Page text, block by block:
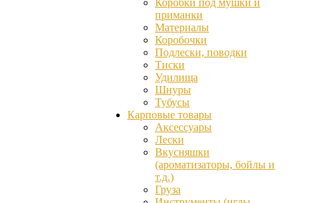
Коробки под мушки и
приманки
Материалы
Коробочки
Подлески, поводки
Тиски
Удилища
Шнуры
Тубусы
Карповые товары
Аксессуары
Лески
Вкусняшки
(ароматизаторы, бойлы и
т.д.)
Груза